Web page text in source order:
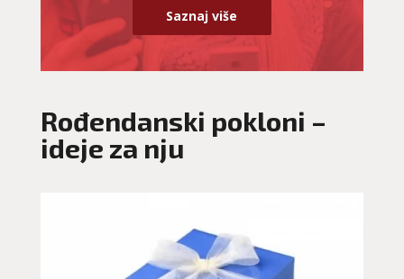
Saznaj više
Rođendanski pokloni –
ideje za nju